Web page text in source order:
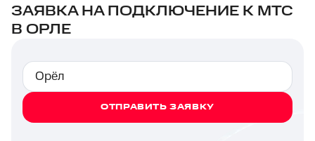
ЗАЯВКА НА ПОДКЛЮЧЕНИЕ К МТС
В ОРЛЕ
ОТПРАВИТЬ ЗАЯВКУ